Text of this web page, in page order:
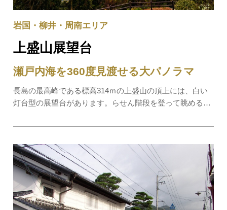
上盛山展望台
瀬戸内海を360度見渡せる大パノラマ
長島の最高峰である標高314ｍの上盛山の頂上には、白い
灯台型の展望台があります。らせん階段を登って眺める景
に堪能することができます。晴れた日は四国の佐田岬や大
岩国・柳井・周南エリア